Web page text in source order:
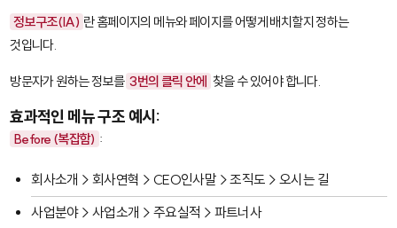
정보구조(IA) 란 홈페이지의 메뉴와 페이지를 어떻게 배치할지 정하는
것입니다.
방문자가 원하는 정보를 3번의 클릭 안에 찾을 수 있어야 합니다.
효과적인 메뉴 구조 예시:
Before (복잡함) :
회사소개 > 회사연혁 > CEO인사말 > 조직도 > 오시는 길
사업분야 > 사업소개 > 주요실적 > 파트너사